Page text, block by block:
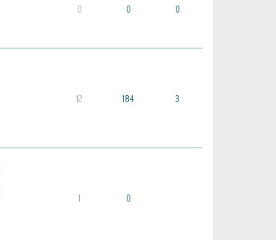
0 0 0
12 184 3
1 0